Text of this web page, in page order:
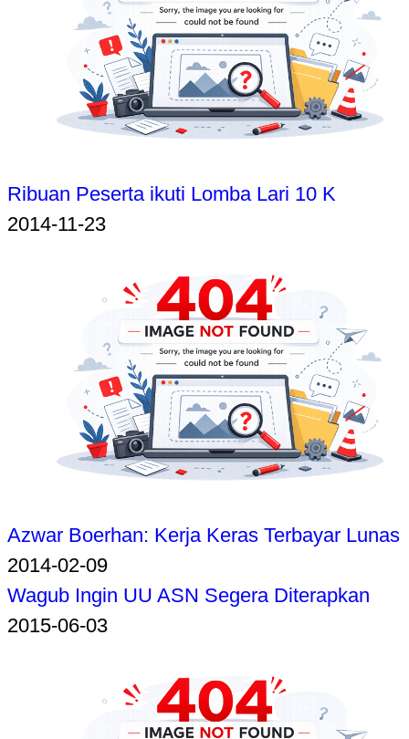
Ribuan Peserta ikuti Lomba Lari 10 K
2014-11-23
Azwar Boerhan: Kerja Keras Terbayar Lunas
2014-02-09
Wagub Ingin UU ASN Segera Diterapkan
2015-06-03